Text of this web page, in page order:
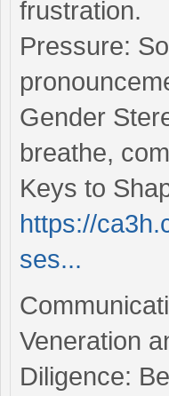
frustration.
Pressure:
Gender
breathe,
Keys to
https://
ses...
Veneration
Diligence: